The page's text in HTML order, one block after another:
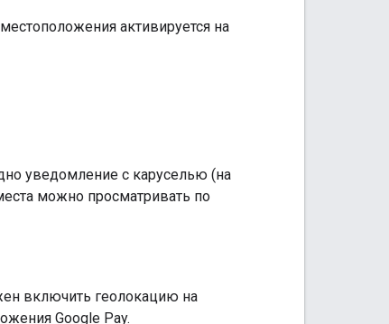
активируется на
уведомление с каруселью (на
можно просматривать по
включить геолокацию на
Google Pay.